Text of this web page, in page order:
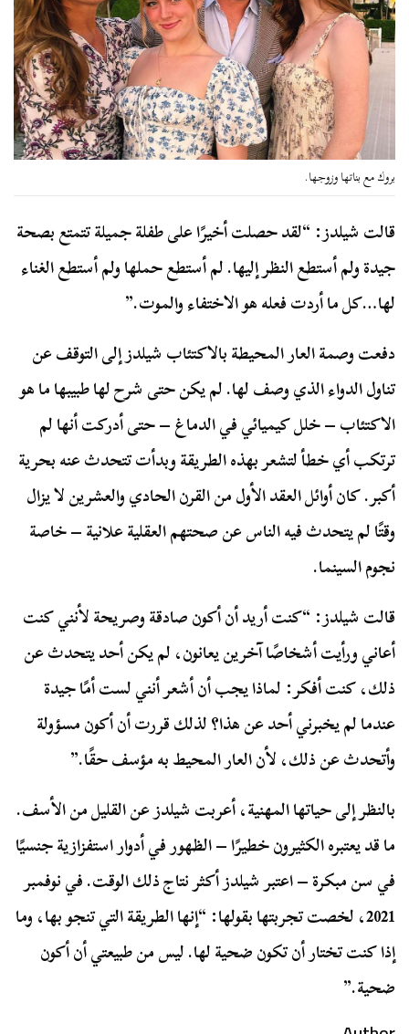
بروك مع بناتها وزوجها.
قالت شيلدز: “لقد حصلت أخيرًا على طفلة جميلة تتمتع بصحة
جيدة ولم أستطع النظر إليها. لم أستطع حملها ولم أستطع الغناء
لها…كل ما أردت فعله هو الاختفاء والموت.”
دفعت وصمة العار المحيطة بالاكتئاب شيلدز إلى التوقف عن
تناول الدواء الذي وصف لها. لم يكن حتى شرح لها طبيبها ما هو
الاكتئاب – خلل كيميائي في الدماغ – حتى أدركت أنها لم
ترتكب أي خطأ لتشعر بهذه الطريقة وبدأت تتحدث عنه بحرية
أكبر. كان أوائل العقد الأول من القرن الحادي والعشرين لا يزال
وقتًا لم يتحدث فيه الناس عن صحتهم العقلية علانية – خاصة
نجوم السينما.
قالت شيلدز: “كنت أريد أن أكون صادقة وصريحة لأنني كنت
أعاني ورأيت أشخاصًا آخرين يعانون، لم يكن أحد يتحدث عن
ذلك، كنت أفكر: لماذا يجب أن أشعر أنني لست أمًا جيدة
عندما لم يخبرني أحد عن هذا؟ لذلك قررت أن أكون مسؤولة
وأتحدث عن ذلك، لأن العار المحيط به مؤسف حقًا.”
بالنظر إلى حياتها المهنية، أعربت شيلدز عن القليل من الأسف.
ما قد يعتبره الكثيرون خطيرًا – الظهور في أدوار استفزازية جنسيًا
في سن مبكرة – اعتبر شيلدز أكثر نتاج ذلك الوقت. في نوفمبر
2021، لخصت تجربتها بقولها: “إنها الطريقة التي تنجو بها، وما
إذا كنت تختار أن تكون ضحية لها. ليس من طبيعتي أن أكون
ضحية.”